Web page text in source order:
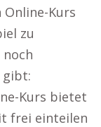
Kurs
zu
gibt:
Kurs bietet
frei einteilen